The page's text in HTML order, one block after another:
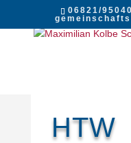
06821/95040
HTW